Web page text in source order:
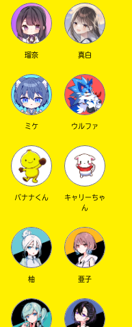
瑠奈 真白
ミケ ウルファ
バナナくん
キャリーちゃ
ん
柚 亜子